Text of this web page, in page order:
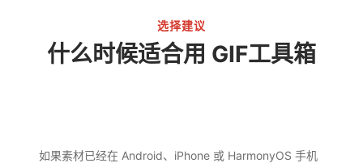
选择建议
什么时候适合用 GIF工具箱
如果素材已经在 Android、iPhone 或 HarmonyOS 手机